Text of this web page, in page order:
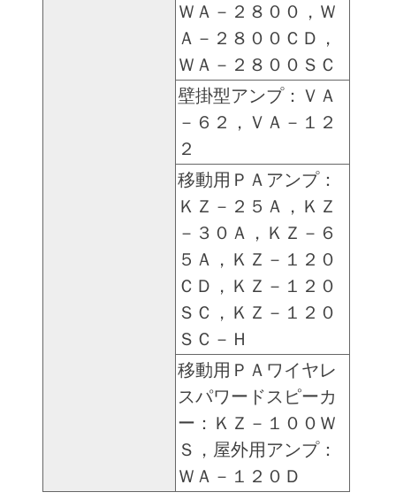
ＷＡ－２８００，Ｗ
Ａ－２８００ＣＤ，
ＷＡ－２８００ＳＣ
壁掛型アンプ：ＶＡ
－６２，ＶＡ－１２
２
移動用ＰＡアンプ：
ＫＺ－２５Ａ，ＫＺ
－３０Ａ，ＫＺ－６
５Ａ，ＫＺ－１２０
ＣＤ，ＫＺ－１２０
ＳＣ，ＫＺ－１２０
ＳＣ－Ｈ
移動用ＰＡワイヤレ
スパワードスピーカ
ー：ＫＺ－１００Ｗ
Ｓ，屋外用アンプ：
ＷＡ－１２０Ｄ